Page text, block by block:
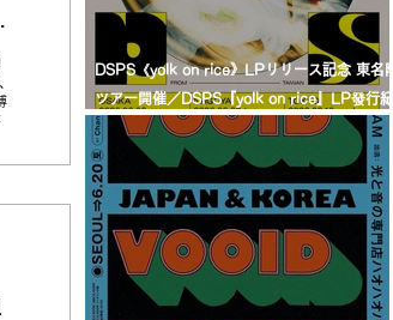
DSPS《yolk on rice》LPリリース記念 東名阪
ツアー開催／DSPS『yolk on rice』LP發行紀
念日本巡演決定